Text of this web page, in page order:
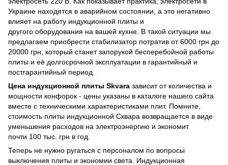
Украине находятся в аварийном состоянии, а это негативно
влияет на работу индукционной плиты и
другого оборудования на вашей кухне. В такой ситуации мы
предлагаем приобрести стабилизатор потратив от 6000 грн до
20000 грн, который станет запорукой бесперебойной работы
плиты и её долгосрочной эксплуатации в гарантийный и
постгарантийный период.
Цена индукционной плиты Skvara зависит от количества и
мощности конфорок - цены указаны в каталоге нашего сайта
вместе с техническими характеристиками плит. Помните,
стоимость плиты индукционной Сквара возвращается в виде
уменьшения расходов на электроэнергию и экономит
почти 100 тыс. грн в год.
Теперь не нужно ругаться с персоналом по вопросы
выключения плиты и экономии света. Индукционная